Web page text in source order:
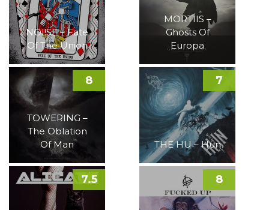
NOI!SE – Fate
Of The Union
MORTIIS –
Ghosts Of
Europa
TOWERING –
The Oblation
Of Man
8
THE HU – Hun
7
7.5 8